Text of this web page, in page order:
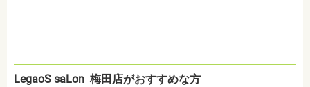
LegaoS saLon 梅田店がおすすめな方